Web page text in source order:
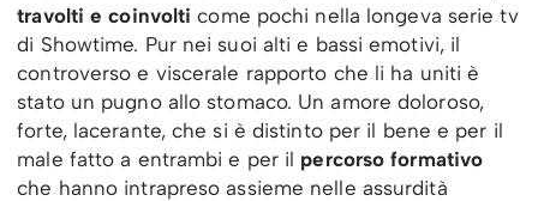
travolti e coinvolti come pochi nella longeva serie tv
di Showtime. Pur nei suoi alti e bassi emotivi, il
controverso e viscerale rapporto che li ha uniti è
stato un pugno allo stomaco. Un amore doloroso,
forte, lacerante, che si è distinto per il bene e per il
male fatto a entrambi e per il percorso formativo
che hanno intrapreso assieme nelle assurdità